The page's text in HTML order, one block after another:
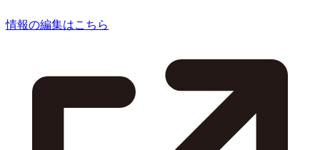
情報の編集はこちら